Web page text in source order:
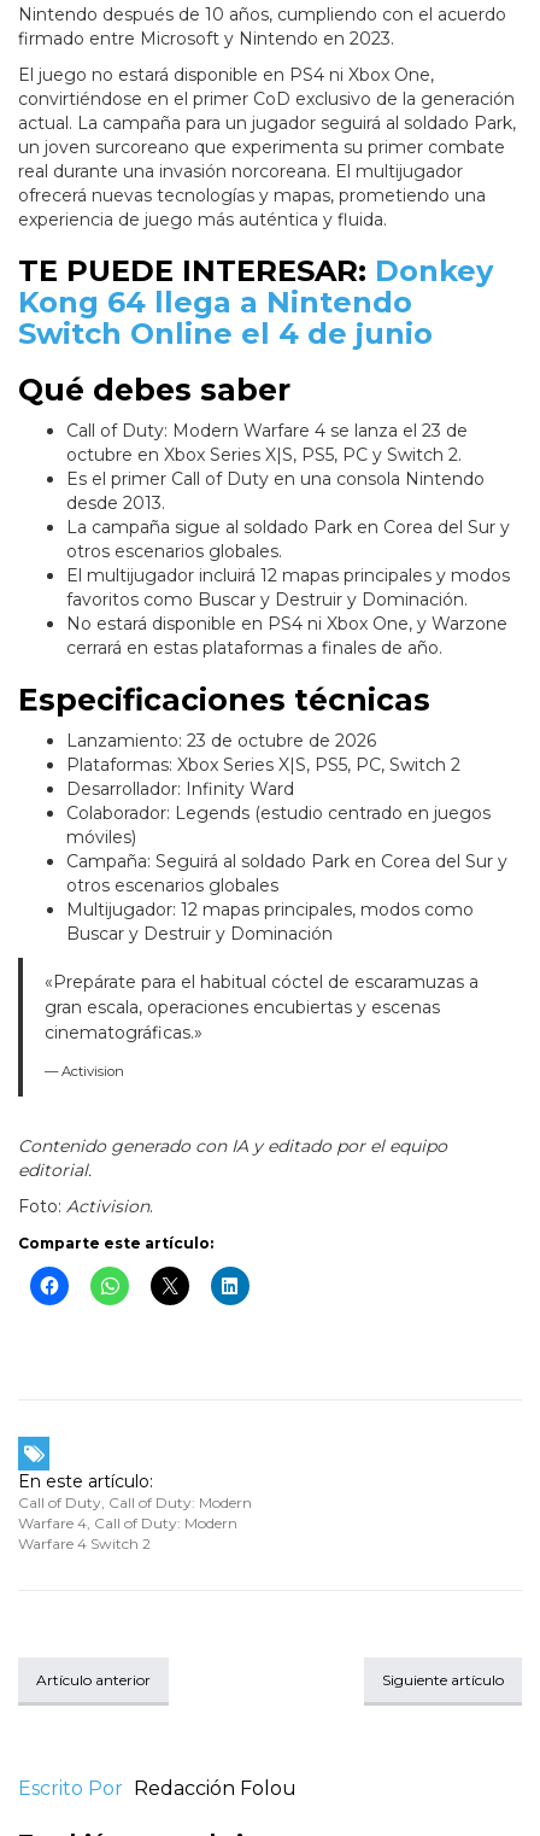
Nintendo después de 10 años, cumpliendo con el acuerdo
firmado entre Microsoft y Nintendo en 2023.
El juego no estará disponible en PS4 ni Xbox One,
convirtiéndose en el primer CoD exclusivo de la generación
actual. La campaña para un jugador seguirá al soldado Park,
un joven surcoreano que experimenta su primer combate
real durante una invasión norcoreana. El multijugador
ofrecerá nuevas tecnologías y mapas, prometiendo una
experiencia de juego más auténtica y fluida.
TE PUEDE INTERESAR: Donkey
Kong 64 llega a Nintendo
Switch Online el 4 de junio
Qué debes saber
Call of Duty: Modern Warfare 4 se lanza el 23 de
octubre en Xbox Series X|S, PS5, PC y Switch 2.
Es el primer Call of Duty en una consola Nintendo
desde 2013.
La campaña sigue al soldado Park en Corea del Sur y
otros escenarios globales.
El multijugador incluirá 12 mapas principales y modos
favoritos como Buscar y Destruir y Dominación.
No estará disponible en PS4 ni Xbox One, y Warzone
cerrará en estas plataformas a finales de año.
Especificaciones técnicas
Lanzamiento: 23 de octubre de 2026
Plataformas: Xbox Series X|S, PS5, PC, Switch 2
Desarrollador: Infinity Ward
Colaborador: Legends (estudio centrado en juegos
móviles)
Campaña: Seguirá al soldado Park en Corea del Sur y
otros escenarios globales
Multijugador: 12 mapas principales, modos como
Buscar y Destruir y Dominación
«Prepárate para el habitual cóctel de escaramuzas a
gran escala, operaciones encubiertas y escenas
cinematográficas.»
— Activision
Contenido generado con IA y editado por el equipo
editorial.
Foto: Activision.
Comparte este artículo:
En este artículo:
Call of Duty Call of Duty: Modern
Warfare 4 Call of Duty: Modern
Warfare 4 Switch 2
Artículo anterior Siguiente artículo
Escrito Por Redacción Folou